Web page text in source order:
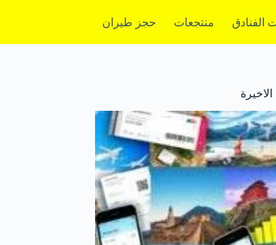
الفنادق منتجعات حجز طيران